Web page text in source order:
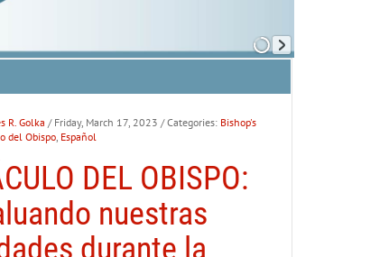
R. Golka / Friday, March 17, 2023 / Categories: Bishop's
del Obispo, Español
DEL OBISPO:
nuestras
durante la